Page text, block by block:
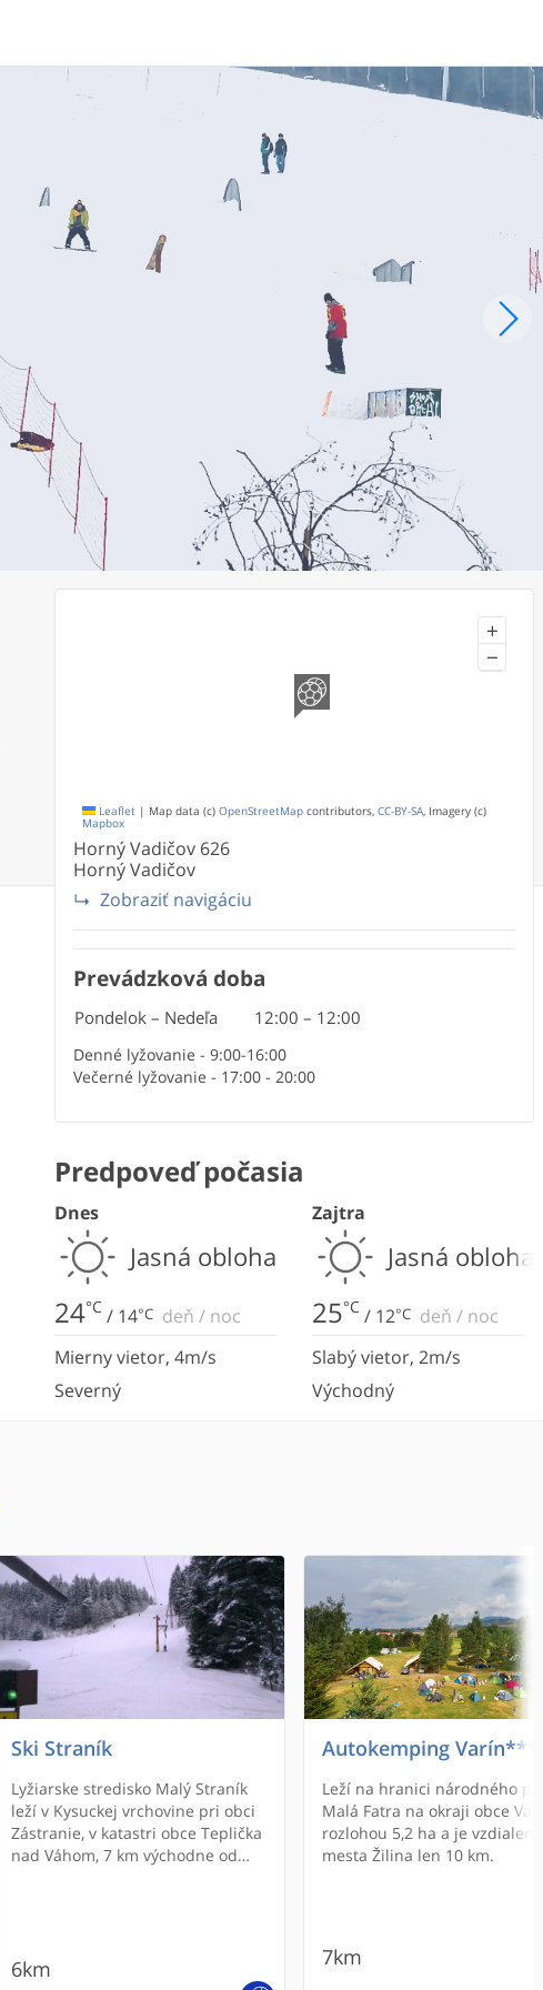
+
−
Leaflet | Map data (c) OpenStreetMap contributors, CC-BY-SA , Imagery (c)
Mapbox
Horný Vadičov 626
Horný Vadičov
Zobraziť navigáciu
Prevádzková doba
Pondelok – Nedeľa 12:00 – 12:00
Denné lyžovanie - 9:00-16:00
Večerné lyžovanie - 17:00 - 20:00
Predpoveď počasia
Dnes
Jasná obloha
24°C / 14°C deň / noc
Mierny vietor, 4m/s
Severný
Zajtra
Jasná obloha
25°C / 12°C deň / noc
Slabý vietor, 2m/s
Východný
Ski Straník
Lyžiarske stredisko Malý Straník
leží v Kysuckej vrchovine pri obci
Zástranie, v katastri obce Teplička
nad Váhom, 7 km východne od
6km
Autokemping Varín***
Leží na hranici národného
Malá Fatra na okraji obce
rozlohou 5,2 ha a je
mesta Žilina len 10 km.
7km